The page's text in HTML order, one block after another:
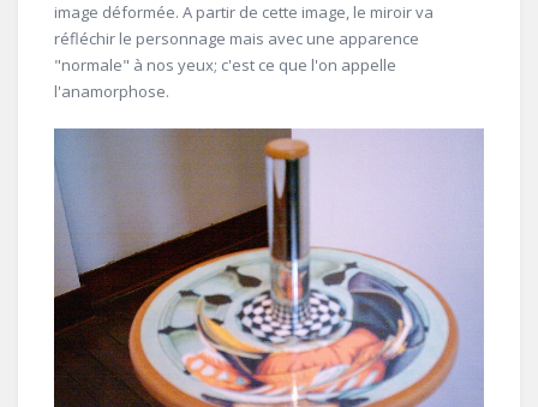
image déformée. A partir de cette image, le miroir va
réfléchir le personnage mais avec une apparence
"normale" à nos yeux; c'est ce que l'on appelle
l'anamorphose.